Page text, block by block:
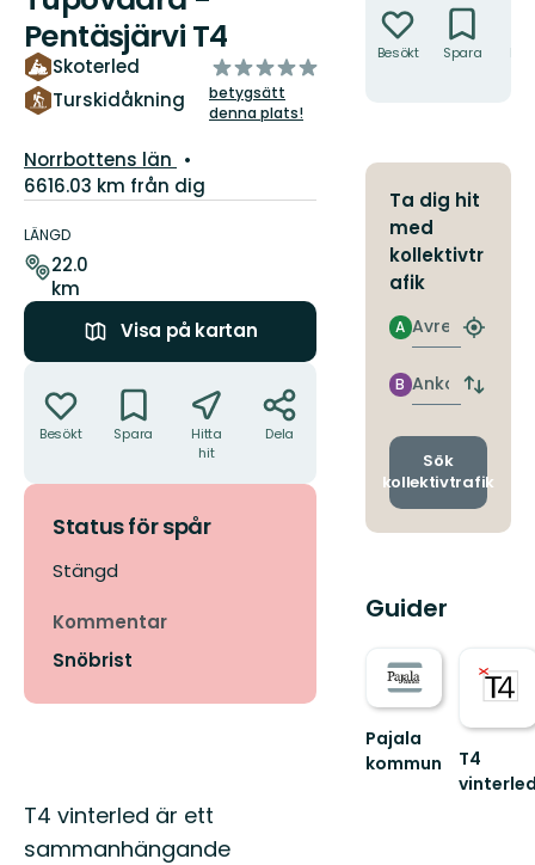
Pentäsjärvi T4
Skoterled
Turskidåkning
av
5
stjärnor
betygsätt
denna plats!
Län:
Norrbottens län
6616.03 km från dig
Information
om
leden
LÄNGD
22.0
km
Visa på kartan
Besökt Spara
Hitta
hit
Dela
Status för spår
Stängd
Kommentar
Snöbrist
Beskrivning
T4 vinterled är ett
sammanhängande
Besökt Spara
Ta dig hit
med
kollektivtr
afik
Avresa
A
Hitta
Ankomst
B
Byt
och
Sök
kollektivtrafik
Guider
Pajala
kommun
Välkommen
T4